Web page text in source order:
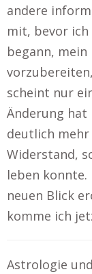
andere
mit, bevor ich
begann,
scheint nur
Änderung hat
deutlich mehr
Widerstand,
leben
neuen Blick
komme ich
Astrologie